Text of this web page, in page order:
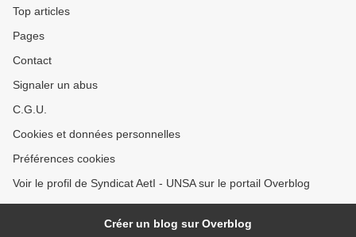
Top articles
Pages
Contact
Signaler un abus
C.G.U.
Cookies et données personnelles
Préférences cookies
Voir le profil de Syndicat AetI - UNSA sur le portail Overblog
Créer un blog sur Overblog